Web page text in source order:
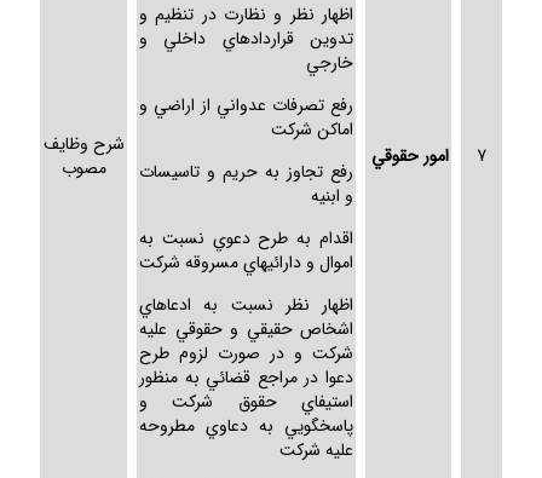
7 امور حقوقي
اظهار نظر و نظارت در تنظيم و
تدوين قراردادهاي داخلي و
خارجي
رفع تصرفات عدواني از اراضي و
اماكن شركت
رفع تجاوز به حريم و تاسيسات
و ابنيه
اقدام به طرح دعوي نسبت به
اموال و دارائيهاي مسروقه شركت
اظهار نظر نسبت به ادعاهاي
اشخاص حقيقي و حقوقي عليه
شركت و در صورت لزوم طرح
دعوا در مراجع قضائي به منظور
استيفاي حقوق شركت و
پاسخگويي به دعاوي مطروحه
عليه شركت
شرح وظايف
مصوب